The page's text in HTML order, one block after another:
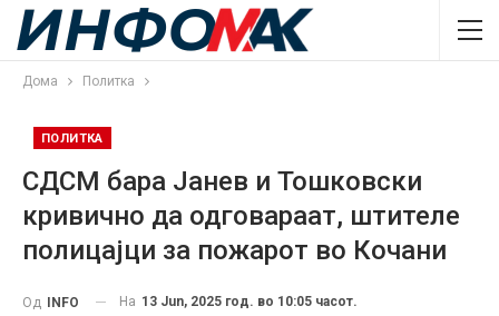
Дома Политка
ПОЛИТКА
СДСМ бара Јанев и Тошковски
кривично да одговараат, штителе
полицајци за пожарот во Кочани
Од INFO На 13 Jun, 2025 год. во 10:05 часот.